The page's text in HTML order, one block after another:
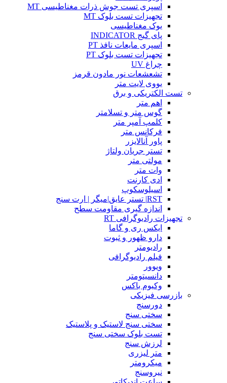
اسپری تست جوش ذرات مغناطیسی MT
تجهیزات تست بلوک MT
یوک مغناطیسی
پای گیج INDICATOR
اسپری مایعات نافذ PT
تجهیزات تست بلوک PT
چراغ UV
تشعشعات نور مادون قرمز
یووی لایت متر
تست الکتریکی و برق
اهم متر
گوس متر و تسلامتر
کلمپ آمپر متر
فرکانس متر
پاور آنالایزر
تستر جریان ولتاژ
مولتی متر
وات متر
ادی کارنت
اسیلوسکوپ
RST| تستر عایق|میگر | ارت سنج
اندازه گیری مقاومت سطح
تجهیزات رادیوگرافی RT
ایکس ری و گاما
دارو ظهور و ثبوت
رادیومتر
فیلم رادیوگرافی
ویوور
دانسیتومتر
وکیوم باکس
بازرسی فیزیکی
دورسنج
سختی سنج
سختی سنج لاستیک و پلاستیک
تست بلوک سختی سنج
لرزش سنج
متر لیزری
میکرومتر
نیروسنج